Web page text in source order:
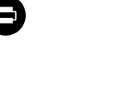
article on Print